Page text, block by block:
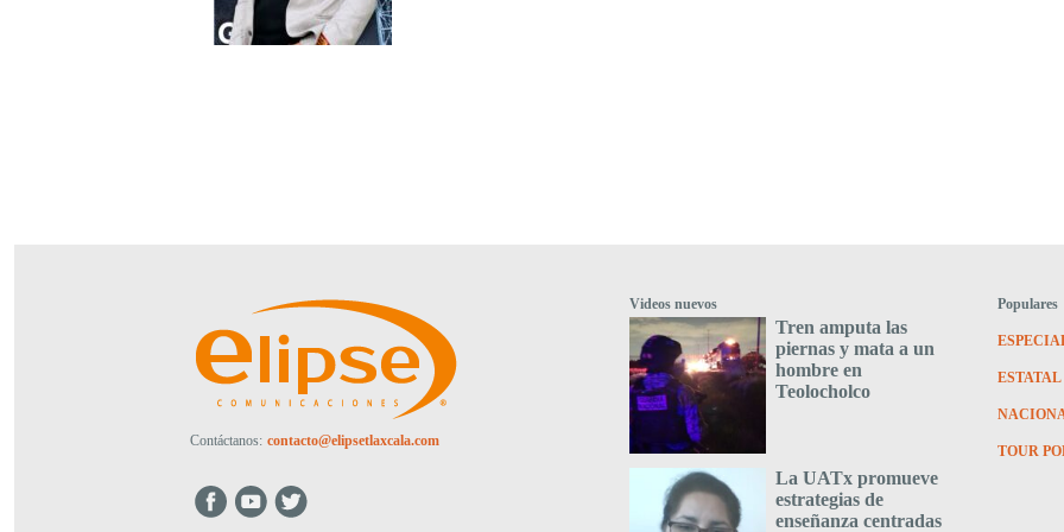
Contáctanos: contacto@elipsetlaxcala.com
Videos nuevos
Tren amputa las
piernas y mata a un
hombre en
Teolocholco
La UATx promueve
estrategias de
enseñanza centradas
Populares
ESTATAL
TOUR